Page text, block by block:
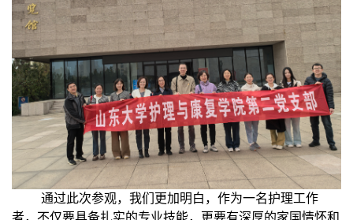
通过此次参观，我们更加明白，作为一名护理工作